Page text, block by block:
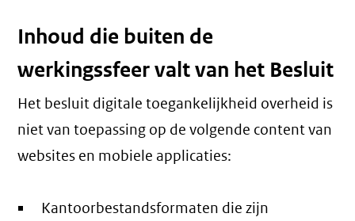
Inhoud die buiten de
werkingssfeer valt van het Besluit
Het besluit digitale toegankelijkheid overheid is
niet van toepassing op de volgende content van
websites en mobiele applicaties:
Kantoorbestandsformaten die zijn